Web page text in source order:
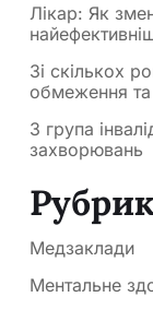
Лікар: Як
Зі скількох
обмеження та
3 група
захворювань
Медзаклади
Ментальне